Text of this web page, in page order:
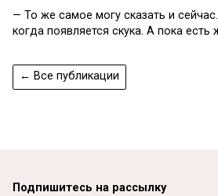
— То же самое могу сказать и
когда появляется скука. А пока есть
← Все публикации
Подпишитесь на рассылку